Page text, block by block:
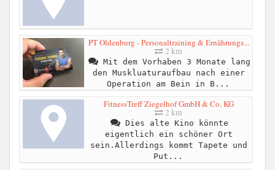
PT Oldenburg - Personaltraining & Ernährungs...
2 km
Mit dem Vorhaben 3 Monate lang
den Muskluaturaufbau nach einer
Operation am Bein in B...
FitnessTreff Ziegelhof GmbH & Co. KG
2 km
Dies alte Kino könnte
eigentlich ein schöner Ort
sein.Allerdings kommt Tapete und
Put...